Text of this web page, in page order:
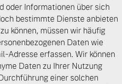
oder Informationen über sich
bestimmte Dienste anbieten
können, müssen wir häufig
Daten wie
Adresse erfassen. Wir können
Daten zu Ihrer Nutzung
einer solchen